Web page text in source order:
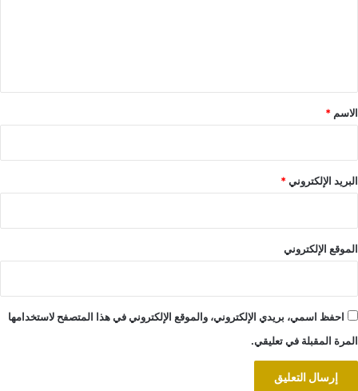
*
الاسم *
البريد الإلكتروني*
الموقع الإلكتروني
احفظ اسمي، بريدي الإلكتروني، والموقع الإلكتروني في هذا المتصفح لاستخدامها
المرة المقبلة في تعليقي.